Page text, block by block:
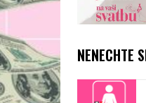
NENECHTE